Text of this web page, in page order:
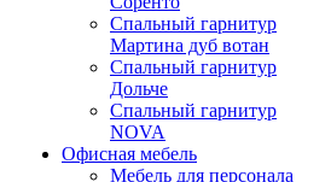
Спальный гарнитур
Мартина дуб вотан
Спальный гарнитур
Дольче
Спальный гарнитур
NOVA
Офисная мебель
Мебель для персонала